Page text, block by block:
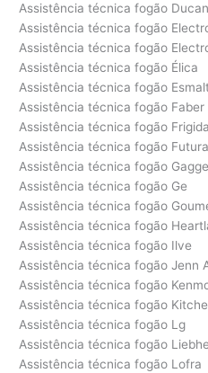
Assistência técnica fogão
Assistência técnica fogão
Assistência técnica fogão
Assistência técnica fogão Élica
Assistência técnica fogão
Assistência técnica fogão Faber
Assistência técnica fogão
Assistência técnica fogão Futura
Assistência técnica fogão
Assistência técnica fogão Ge
Assistência técnica fogão
Assistência técnica fogão
Assistência técnica fogão Ilve
Assistência técnica fogão Jenn
Assistência técnica fogão
Assistência técnica fogão
Assistência técnica fogão Lg
Assistência técnica fogão
Assistência técnica fogão Lofra